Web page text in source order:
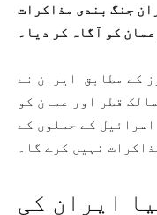
جنگ بندی مذاکرات
کو آگاہ کر دیا۔
کے مطابق ایران نے
قطر اور عمان کو
کے حملوں کے
نہیں کرے گا۔
ایران کی